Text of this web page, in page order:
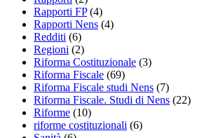
Rapporti FP (4)
Rapporti Nens (4)
Redditi (6)
Regioni (2)
Riforma Costituzionale (3)
Riforma Fiscale (69)
Riforma Fiscale studi Nens (7)
Riforma Fiscale. Studi di Nens (22)
Riforme (10)
riforme costituzionali (6)